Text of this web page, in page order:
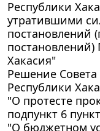
Республики
утратившими
постановлений
постановлений)
Хакасия"
Решение Совета
Республики
"О протесте
подпункт 6
"О бюджетном